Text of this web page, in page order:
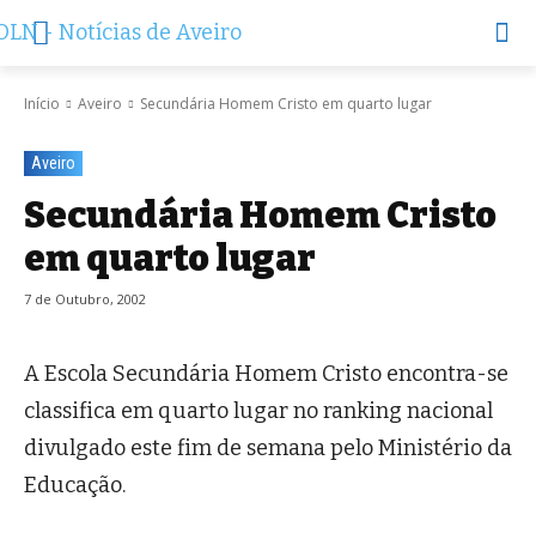
Início Aveiro Secundária Homem Cristo em quarto lugar
Aveiro
Secundária Homem Cristo
em quarto lugar
7 de Outubro, 2002
A Escola Secundária Homem Cristo encontra-se
classifica em quarto lugar no ranking nacional
divulgado este fim de semana pelo Ministério da
Educação.